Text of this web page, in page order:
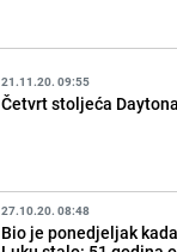
21.11.20. 09:55
Četvrt stoljeća
27.10.20. 08:48
Bio je ponedjeljak